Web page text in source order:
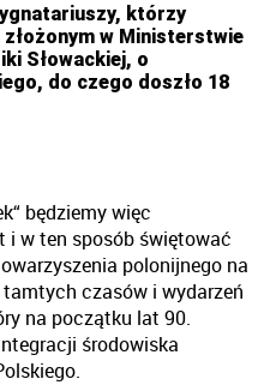
którzy
w Ministerstwie
Słowackiej, o
do czego doszło 18
będziemy więc
i w ten sposób świętować
polonijnego na
czasów i wydarzeń
na początku lat 90.
środowiska